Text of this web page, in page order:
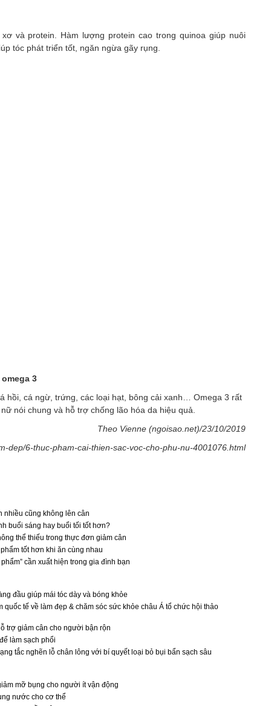
và protein. Hàm lượng protein cao trong quinoa giúp nuôi
tóc phát triển tốt, ngăn ngừa gãy rụng.
3
hồi, cá ngừ, trứng, các loại hạt, bông cải xanh… Omega 3 rất
nói chung và hỗ trợ chống lão hóa da hiệu quả.
Theo Vienne (ngoisao.net)/23/10/2019
dep/6-thuc-pham-cai-thien-sac-voc-cho-phu-nu-4001076.html
nhiều cũng không lên cân
buổi sáng hay buổi tối tốt hơn?
thể thiếu trong thực đơn giảm cân
tốt hơn khi ăn cùng nhau
cần xuất hiện trong gia đình bạn
đầu giúp mái tóc dày và bóng khỏe
quốc tế về làm đẹp & chăm sóc sức khỏe châu Á tổ chức hội thảo
trợ giảm cân cho người bận rộn
làm sạch phổi
tắc nghẽn lỗ chân lông với bí quyết loại bỏ bụi bẩn sạch sâu
mỡ bụng cho người ít vận động
nước cho cơ thể